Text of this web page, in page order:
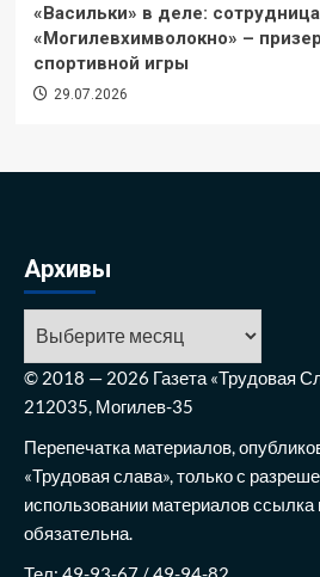
«Васильки» в деле: сотрудница
«Могилевхимволокно» –
спортивной игры
29.07.2026
Архивы
© 2018 — 2026 Газета «Трудовая
212035, Могилев-35
Перепечатка материалов,
«Трудовая слава», только с
использовании материалов ссылка
обязательна.